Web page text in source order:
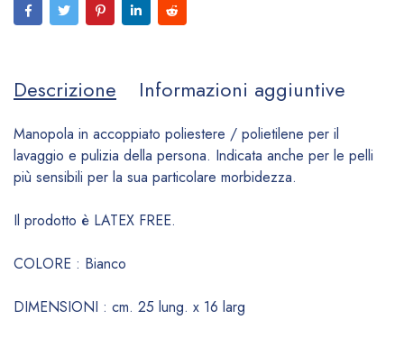
Descrizione Informazioni aggiuntive
Manopola in accoppiato poliestere / polietilene per il
lavaggio e pulizia della persona. Indicata anche per le pelli
più sensibili per la sua particolare morbidezza.
Il prodotto è LATEX FREE.
COLORE : Bianco
DIMENSIONI : cm. 25 lung. x 16 larg